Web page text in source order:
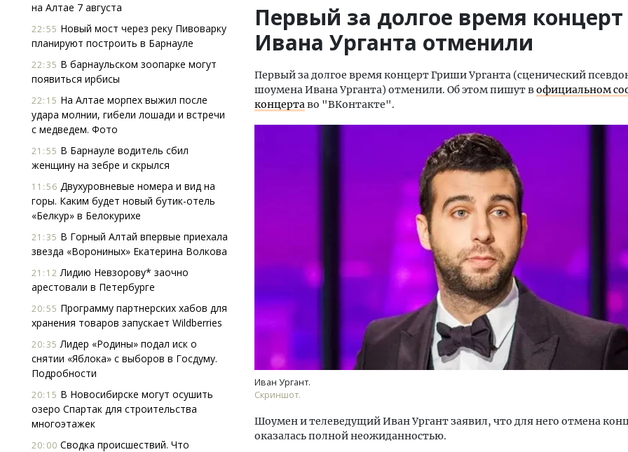
на Алтае 7 августа
22:55 Новый мост через реку Пивоварку
планируют построить в Барнауле
22:35 В барнаульском зоопарке могут
появиться ирбисы
22:15 На Алтае морпех выжил после
удара молнии, гибели лошади и встречи
с медведем. Фото
21:55 В Барнауле водитель сбил
женщину на зебре и скрылся
11:56 Двухуровневые номера и вид на
горы. Каким будет новый бутик-отель
«Белкур» в Белокурихе
21:35 В Горный Алтай впервые приехала
звезда «Ворониных» Екатерина Волкова
21:12 Лидию Невзорову* заочно
арестовали в Петербурге
20:55 Программу партнерских хабов для
хранения товаров запускает Wildberries
20:35 Лидер «Родины» подал иск о
снятии «Яблока» с выборов в Госдуму.
Подробности
20:15 В Новосибирске могут осушить
озеро Спартак для строительства
многоэтажек
20:00 Сводка происшествий. Что
Первый за долгое время концерт
Ивана Урганта отменили
Первый за долгое время концерт Гриши Урганта (сценический
шоумена Ивана Урганта) отменили. Об этом пишут вофициальном
концертаво "ВКонтакте".
Иван Ургант.
Скриншот.
Шоумен и телеведущий Иван Ургант заявил, что для него отмена
оказалась полной неожиданностью.
Архитектурный код начинается с
земли. Мощение крупноформатными
плитами становится новым
стандартом благоустройства
СТРОИТЕЛЬСТВО
Смелость архитектурных идей.
Генеральный директор компании
ЗИАС — об эстетике городов,
СТРОИТЕЛЬСТВО
Ищем новые берега.
«Жилищной
Гатилов — о том, как